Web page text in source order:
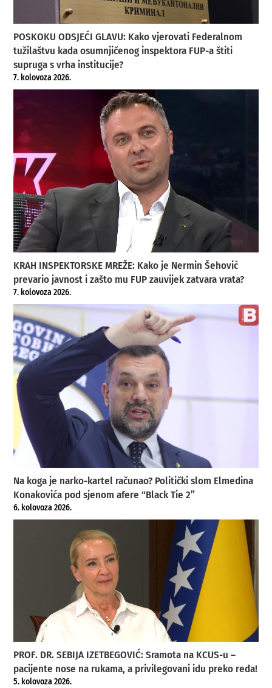
POSKOKU ODSJEĆI GLAVU: Kako vjerovati Federalnom
tužilaštvu kada osumnjičenog inspektora FUP-a štiti
supruga s vrha institucije?
7. kolovoza 2026.
KRAH INSPEKTORSKE MREŽE: Kako je Nermin Šehović
prevario javnost i zašto mu FUP zauvijek zatvara vrata?
7. kolovoza 2026.
Na koga je narko-kartel računao? Politički slom Elmedina
Konakovića pod sjenom afere “Black Tie 2”
6. kolovoza 2026.
PROF. DR. SEBIJA IZETBEGOVIĆ: Sramota na KCUS-u –
pacijente nose na rukama, a privilegovani idu preko reda!
5. kolovoza 2026.